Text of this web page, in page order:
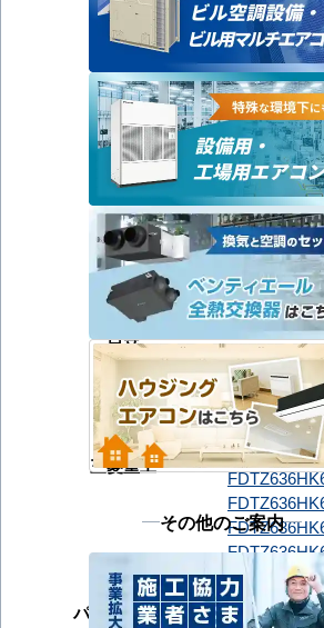
三菱電機
PLZ-
PLZ-
PLZ-
PLZ-
PLZ-
PLZ-
PLZ-
PLZ-
PLZ-
PLZ-
PLZ-
PLZ-
PLZ-
日立
RCI-
RCI-
三菱重工
パナソニック
PA-
PA-
その他のご案内